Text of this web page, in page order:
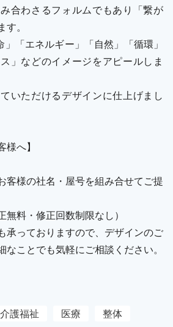
合わさるフォルムでもあり「繋が
。
」「エネルギー」「自然」「循環」
」などのイメージをアピールしま
いただけるデザインに仕上げまし
様へ】
客様の社名・屋号を組み合せてご提
無料・修正回数制限なし）
承っておりますので、デザインのご
ことでも気軽にご相談ください。
介護福祉 医療
整体